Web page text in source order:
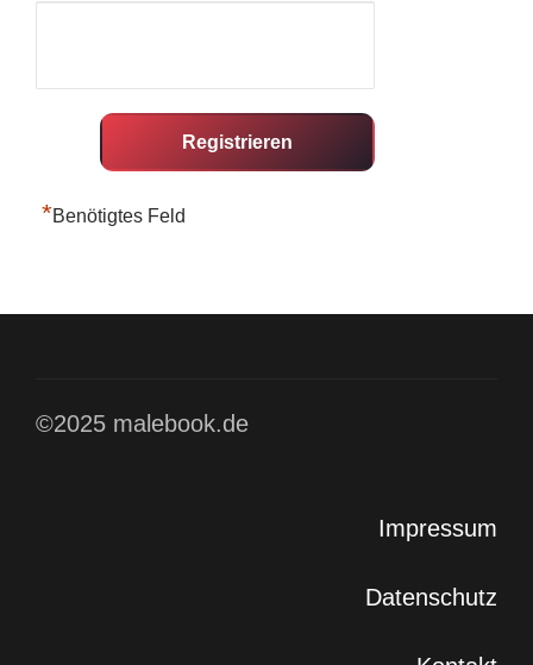
*Benötigtes Feld
©2025 malebook.de
Impressum
Datenschutz